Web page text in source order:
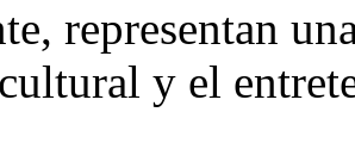
representan
y el